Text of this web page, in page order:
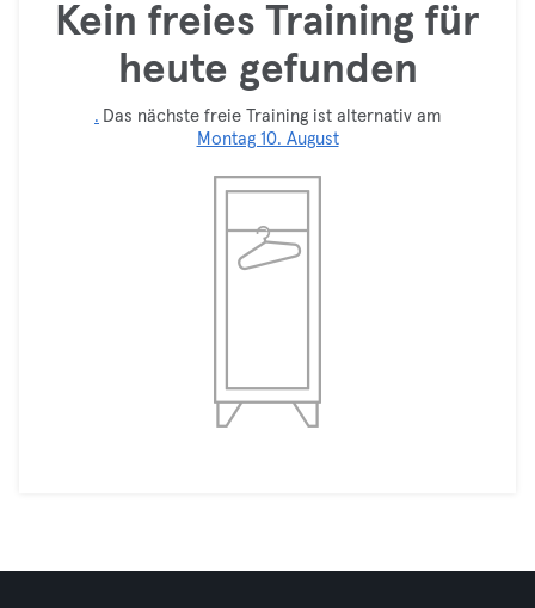
Kein freies Training für
heute gefunden
. Das nächste freie Training ist alternativ am
Montag 10. August